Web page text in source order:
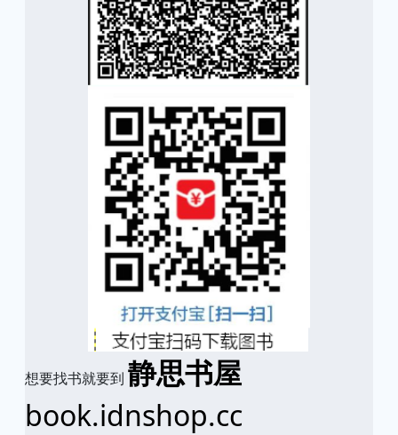
想要找书就要到 静思书屋
book.idnshop.cc